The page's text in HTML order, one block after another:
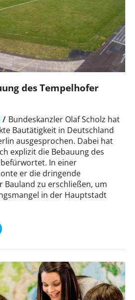
des Tempelhofer
Bundeskanzler Olaf Scholz hat
Bautätigkeit in Deutschland
ausgesprochen. Dabei hat
explizit die Bebauung des
In einer
er die dringende
Bauland zu erschließen, um
in der Hauptstadt